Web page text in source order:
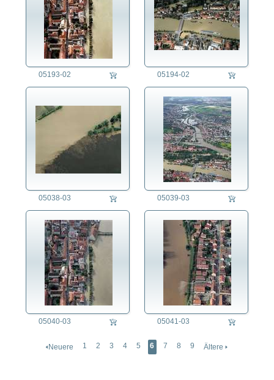
05193-02 05194-02
05038-03 05039-03
05040-03 05041-03
🢐Neuere 1 2 3 4 5 6 7 8 9 Ältere 🢒